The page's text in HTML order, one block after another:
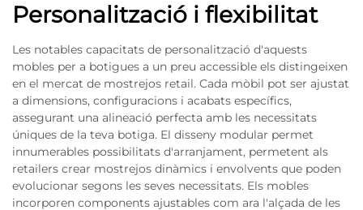
Personalització i flexibilitat
Les notables capacitats de personalització d'aquests
mobles per a botigues a un preu accessible els distingeixen
en el mercat de mostrejos retail. Cada mòbil pot ser ajustat
a dimensions, configuracions i acabats específics,
assegurant una alineació perfecta amb les necessitats
úniques de la teva botiga. El disseny modular permet
innumerables possibilitats d'arranjament, permetent als
retailers crear mostrejos dinàmics i envolvents que poden
evolucionar segons les seves necessitats. Els mobles
incorporen components ajustables com ara l'alçada de les